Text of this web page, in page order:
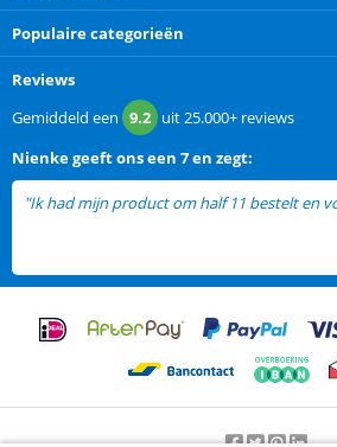
Populaire categorieën
Reviews
Gemiddeld een 9.2 uit25.000+ reviews
Nienkegeeft ons een 7 en zegt:
"Ik had mijn product om half 11 bestelt en